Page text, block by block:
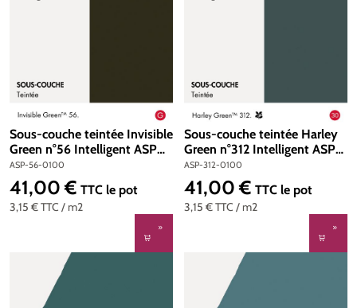
Sous-couche teintée Invisible
Green n°56 Intelligent ASP
(All Surface Primer) 1 litre
ASP-56-0100
3,15 €TTC / m2
Prix régulier :
41,00 € TTC le pot
Sous-couche teintée Harley
Green n°312 Intelligent ASP
(All Surface Primer) 1 litre
ASP-312-0100
3,15 €TTC / m2
Prix régulier :
41,00 € TTC le pot